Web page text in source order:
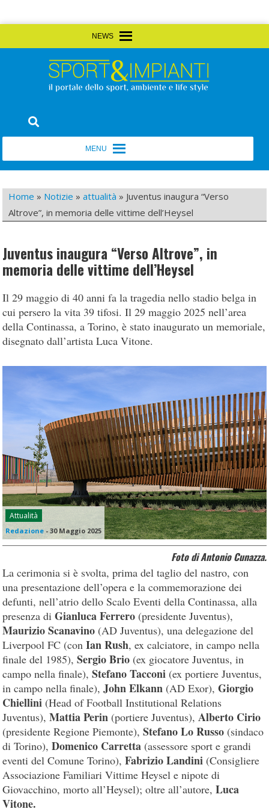
to
Sport&Impianti
Home » Notizie »attualità » Juventus inaugura “Verso
Altrove”, in memoria delle vittime dell’Heysel
Juventus inaugura “Verso Altrove”, in
memoria delle vittime dell’Heysel
Il 29 maggio di 40 anni fa la tragedia nello stadio belga in
cui persero la vita 39 tifosi. Il 29 maggio 2025 nell’area
della Continassa, a Torino, è stato inaugurato un memoriale,
disegnato dall’artista Luca Vitone.
Attualità
Redazione -30 Maggio 2025
Foto di Antonio Cunazza.
La cerimonia si è svolta, prima del taglio del nastro, con
una presentazione dell’opera e la commemorazione dei
defunti, nell’atrio dello Scalo Eventi della Continassa, alla
presenza diGianluca Ferrero (presidente Juventus),
Maurizio Scanavino (AD Juventus), una delegazione del
Liverpool FC (conIan Rush, ex calciatore, in campo nella
finale del 1985),Sergio Brio (ex giocatore Juventus, in
campo nella finale),Stefano Tacconi (ex portiere Juventus,
in campo nella finale),John Elkann (AD Exor),Giorgio
Chiellini (Head of Football Institutional Relations
Juventus),Mattia Perin (portiere Juventus), Alberto Cirio
(presidente Regione Piemonte),Stefano Lo Russo (sindaco
di Torino),Domenico Carretta (assessore sport e grandi
eventi del Comune Torino),Fabrizio Landini (Consigliere
Associazione Familiari Vittime Heysel e nipote di
Giovacchino, morto all’Heysel); oltre all’autore,Luca
Vitone.